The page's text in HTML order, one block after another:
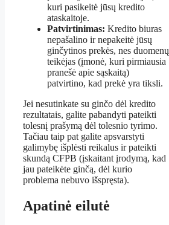
kuri pasikeitė jūsų kredito
ataskaitoje.
Patvirtinimas: Kredito biuras
nepašalino ir nepakeitė jūsų
ginčytinos prekės, nes duomenų
teikėjas (įmonė, kuri pirmiausia
pranešė apie sąskaitą)
patvirtino, kad prekė yra tiksli.
Jei nesutinkate su ginčo dėl kredito
rezultatais, galite pabandyti pateikti
tolesnį prašymą dėl tolesnio tyrimo.
Tačiau taip pat galite apsvarstyti
galimybę išplėsti reikalus ir pateikti
skundą CFPB (įskaitant įrodymą, kad
jau pateikėte ginčą, dėl kurio
problema nebuvo išspręsta).
Apatinė eilutė